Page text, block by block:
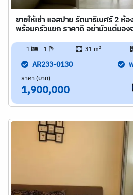
ขายให้เช่า แอสปาย รัตนาธิเบศร์ 2 ห้
พร้อมครัวแยก ราคาดี อย่ามัวแต่มอง
1 1 31 m2
AR233-0130
ราคา (บาท)
1,900,000